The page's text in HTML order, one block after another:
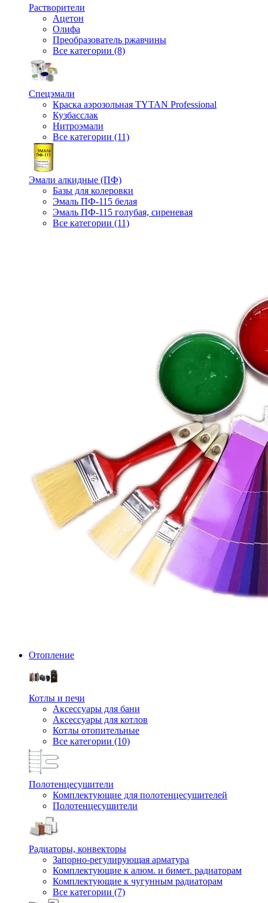
Растворители
Ацетон
Олифа
Преобразователь ржавчины
Все категории (8)
Спецэмали
Краска аэрозольная TYTAN Professional
Кузбасслак
Нитроэмали
Все категории (11)
Эмали алкидные (ПФ)
Базы для колеровки
Эмаль ПФ-115 белая
Эмаль ПФ-115 голубая, сиреневая
Все категории (11)
Отопление
Котлы и печи
Аксессуары для бани
Аксессуары для котлов
Котлы отопительные
Все категории (10)
Полотенцесушители
Комплектующие для полотенцесушителей
Полотенцесушители
Радиаторы, конвекторы
Запорно-регулирующая арматура
Комплектующие к алюм. и бимет. радиаторам
Комплектующие к чугунным радиаторам
Все категории (7)